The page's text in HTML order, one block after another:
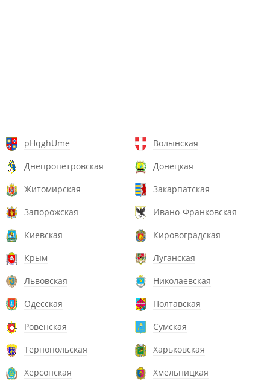
pHqghUme
Волынская
Днепропетровская
Донецкая
Житомирская
Закарпатская
Запорожская
Ивано-Франковская
Киевская
Кировоградская
Крым
Луганская
Львовская
Николаевская
Одесская
Полтавская
Ровенская
Сумская
Тернопольская
Харьковская
Херсонская
Хмельницкая